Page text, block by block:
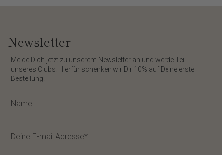
Newsletter
​Melde Dich jetzt zu unserem Newsletter an und werde Teil
unseres Clubs. Hierfür schenken wir Dir 10% auf Deine erste
Bestellung!